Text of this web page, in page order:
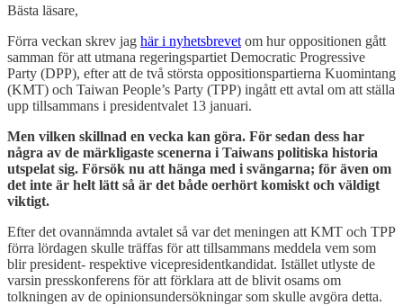
Bästa läsare,
Förra veckan skrev jag här i nyhetsbrevet om hur oppositionen gått
samman för att utmana regeringspartiet Democratic Progressive
Party (DPP), efter att de två största oppositionspartierna Kuomintang
(KMT) och Taiwan People’s Party (TPP) ingått ett avtal om att ställa
upp tillsammans i presidentvalet 13 januari.
Men vilken skillnad en vecka kan göra. För sedan dess har
några av de märkligaste scenerna i Taiwans politiska historia
utspelat sig. Försök nu att hänga med i svängarna; för även om
det inte är helt lätt så är det både oerhört komiskt och väldigt
viktigt.
Efter det ovannämnda avtalet så var det meningen att KMT och TPP
förra lördagen skulle träffas för att tillsammans meddela vem som
blir president- respektive vicepresidentkandidat. Istället utlyste de
varsin presskonferens för att förklara att de blivit osams om
tolkningen av de opinionsundersökningar som skulle avgöra detta.